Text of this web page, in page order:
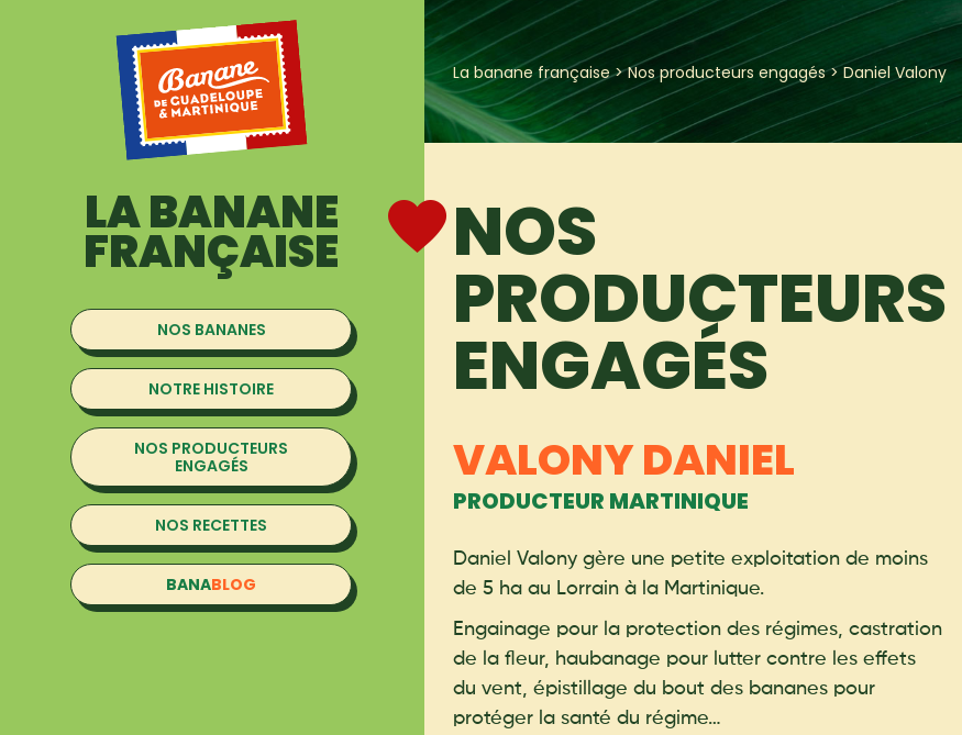
LA BANANE
FRANÇAISE
NOS BANANES
NOTRE HISTOIRE
NOS PRODUCTEURS
ENGAGÉS
NOS RECETTES
BANABLOG
La banane française>Nos producteurs engagés>Daniel Valony
NOS
PRODUCTEURS
ENGAGÉS
VALONY DANIEL
PRODUCTEUR MARTINIQUE
Daniel Valony gère une petite exploitation de moins
de 5 ha au Lorrain à la Martinique.
Engainage pour la protection des régimes, castration
de la fleur, haubanage pour lutter contre les effets
du vent, épistillage du bout des bananes pour
protéger la santé du régime…